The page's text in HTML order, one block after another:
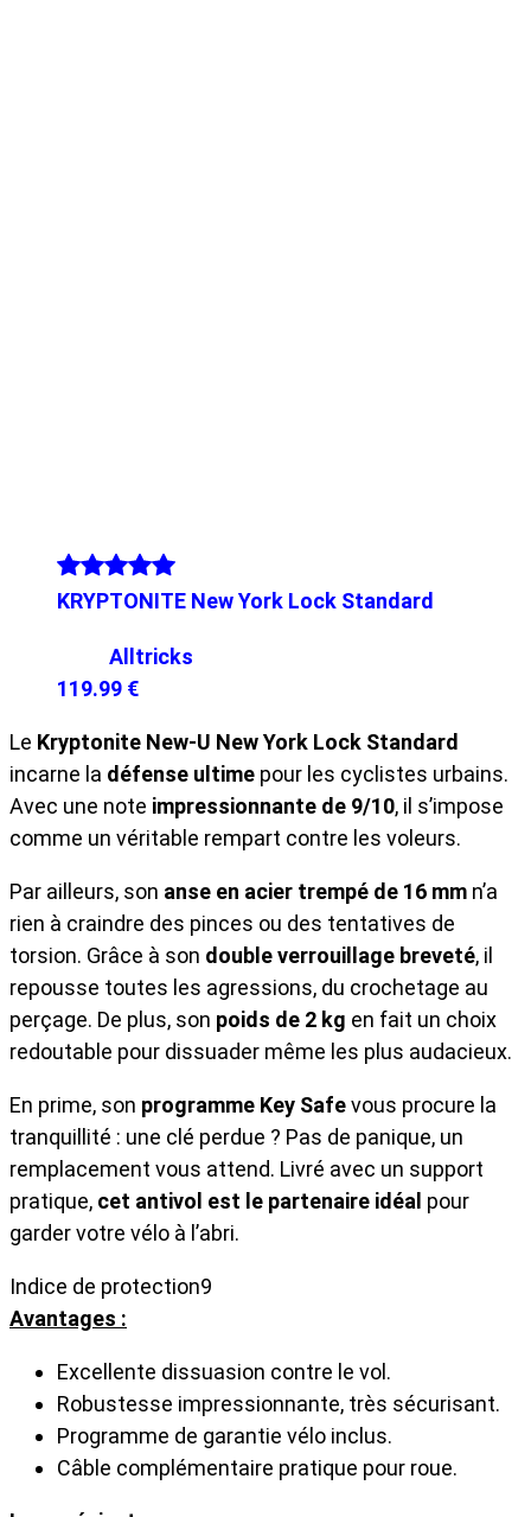
KRYPTONITE New York Lock Standard
Alltricks
119.99 €
Le Kryptonite New-U New York Lock Standard
incarne la défense ultime pour les cyclistes urbains.
Avec une note impressionnante de 9/10, il s’impose
comme un véritable rempart contre les voleurs.
Par ailleurs, son anse en acier trempé de 16 mm n’a
rien à craindre des pinces ou des tentatives de
torsion. Grâce à son double verrouillage breveté, il
repousse toutes les agressions, du crochetage au
perçage. De plus, son poids de 2 kg en fait un choix
redoutable pour dissuader même les plus audacieux.
En prime, son programme Key Safevous procure la
tranquillité : une clé perdue ? Pas de panique, un
remplacement vous attend. Livré avec un support
pratique, cet antivol est le partenaire idéal pour
garder votre vélo à l’abri.
Indice de protection9
Avantages :
Excellente dissuasion contre le vol.
Robustesse impressionnante, très sécurisant.
Programme de garantie vélo inclus.
Câble complémentaire pratique pour roue.